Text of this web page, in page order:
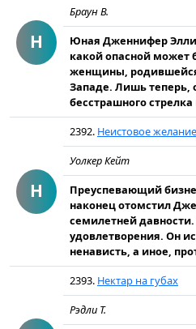
Н
Браун В.
Юная Дженнифер
какой опасной может
женщины,
Западе. Лишь теперь,
бесстрашного
Н
2392. Неистовое желание
Уолкер Кейт
Преуспевающий
наконец отомстил
семилетней
удовлетворения. Он
ненависть, а иное,
2393. Нектар на губах
Рэдли Т.